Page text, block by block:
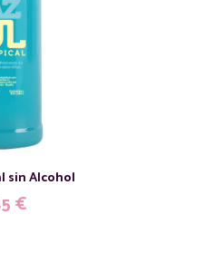
sin Alcohol
€